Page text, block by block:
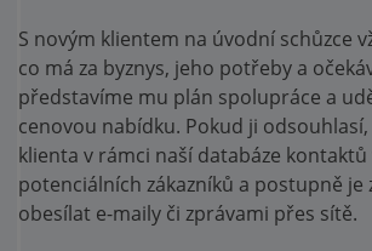
S novým klientem na úvodní schůzce
co má za byznys, jeho potřeby a
představíme mu plán spolupráce a
cenovou nabídku. Pokud ji
klienta v rámci naší databáze kontaktů
potenciálních zákazníků a postupně je
obesílat e-maily či zprávami přes sítě.